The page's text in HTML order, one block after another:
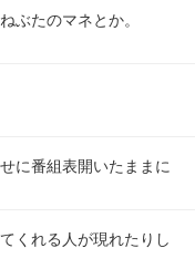
ぶたのマネとか。
に番組表開いたままに
くれる人が現れたりし